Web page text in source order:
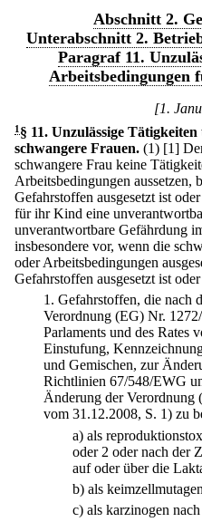
Abschnitt 2.
Unterabschnitt 2.
Paragraf 11.
Arbeitsbedingungen
[1.
1 § 11. Unzulässige
schwangere Frauen. (1) [1]
schwangere Frau keine
Arbeitsbedingungen aussetzen,
Gefahrstoffen ausgesetzt ist
für ihr Kind eine
unverantwortbare Gefährdung
insbesondere vor, wenn die
oder Arbeitsbedingungen
Gefahrstoffen ausgesetzt ist
1. Gefahrstoffen, die nach
Verordnung (EG) Nr.
Parlaments und des Rates
Einstufung,
und Gemischen, zur
Richtlinien 67/548/EWG
Änderung der
vom 31.12.2008, S. 1) zu
a) als
oder 2 oder nach der
auf oder über die
b) als
c) als karzinogen